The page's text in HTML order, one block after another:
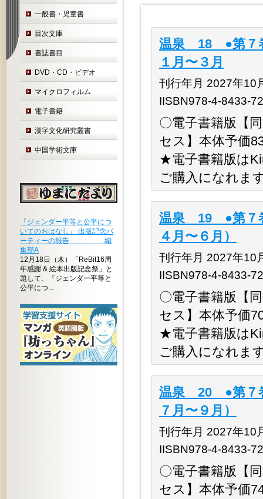
一般書・児童書
目次文庫
書誌書目
DVD・CD・ビデオ
マイクロフィルム
電子書籍
漢字文化研究叢書
中国学術文庫
『ジェンダー平等と公平につ
いてのおはなし』 出版記念パ
ーティーの報告 編
集部A
12月18日（木）「ReBit16周
年感謝 & 絵本出版記念祭」と
題して、『ジェンダー平等と
公平につ...
温泉 18 ●第７巻
１月〜３月
刊行年月 2027年10
IISBN978-4-8433-
〇電子書籍版【
セス】本体予価
★電子書籍版は
ご購入になれま
温泉 19 ●第７巻
４月〜６月）
刊行年月 2027年10
IISBN978-4-8433-
〇電子書籍版【
セス】本体予価
★電子書籍版は
ご購入になれま
温泉 20 ●第７巻
７月〜９月）
刊行年月 2027年10
IISBN978-4-8433-
〇電子書籍版【
セス】本体予価